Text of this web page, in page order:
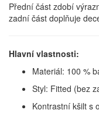
Přední část zdobí
zadní část doplňuje
Hlavní vlastnosti:
Materiál: 100 %
Styl: Fitted (bez
Kontrastní kšilt s